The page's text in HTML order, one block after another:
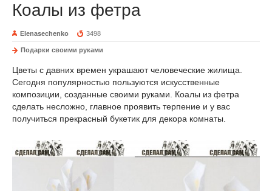
Коалы из фетра
Elenasechenko 3498
Подарки своими руками
Цветы с давних времен украшают человеческие жилища.
Сегодня популярностью пользуются искусственные
композиции, созданные своими руками. Коалы из фетра
сделать несложно, главное проявить терпение и у вас
получиться прекрасный букетик для декора комнаты.